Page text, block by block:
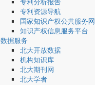
专利资源导航
国家知识产权公共服务网
知识产权信息服务平台
数据服务
北大开放数据
机构知识库
北大期刊网
北大学者